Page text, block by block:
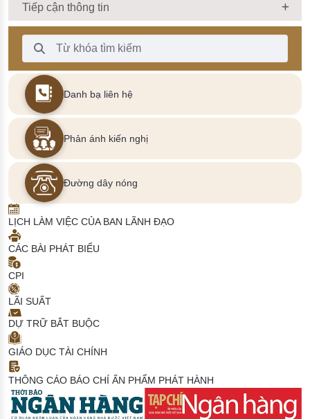
Tiếp cận thông tin
Thanh Tìm kiếm
Danh bạ liên hệ
Phản ánh kiến nghị
Đường dây nóng
LỊCH LÀM VIỆC CỦA BAN LÃNH ĐẠO
CÁC BÀI PHÁT BIỂU
CPI
LÃI SUẤT
DỰ TRỮ BẮT BUỘC
GIÁO DỤC TÀI CHÍNH
THÔNG CÁO BÁO CHÍ ẤN PHẨM PHÁT HÀNH